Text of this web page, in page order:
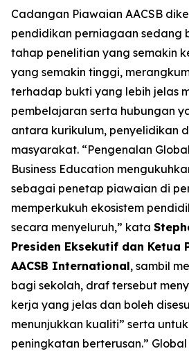
Cadangan Piawaian AACSB
pendidikan perniagaan sedang
tahap penelitian yang semakin
yang semakin tinggi,
terhadap bukti yang lebih jelas
pembelajaran serta hubungan
antara kurikulum, penyelidikan
masyarakat. “Pengenalan
Business Education
sebagai penetap piawaian di
memperkukuh ekosistem
secara menyeluruh,” kata
Presiden Eksekutif dan Ketua
AACSB International, sambil
bagi sekolah, draf tersebut
kerja yang jelas dan boleh
menunjukkan kualiti” serta
peningkatan berterusan.”